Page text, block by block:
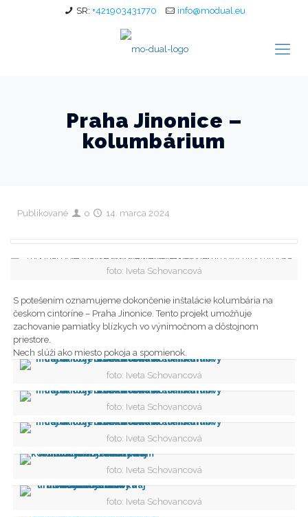
SR: +421903431770 info@modual.eu
Praha Jinonice –
kolumbárium
Publikované o 14. marca 2024
foto: Iveta Schovancová
S potešením oznamujeme dokončenie inštalácie kolumbária na
českom cintoríne – Praha Jinonice. Tento projekt umožňuje
zachovanie pamiatky blízkych vo výnimočnom a dôstojnom
priestore.
Nech slúži ako miesto pokoja a spomienok.
foto: Iveta Schovancová
foto: Iveta Schovancová
foto: Iveta Schovancová
foto: Iveta Schovancová
foto: Iveta Schovancová